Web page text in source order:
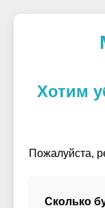
Хотим
Пожалуйста,
Сколько